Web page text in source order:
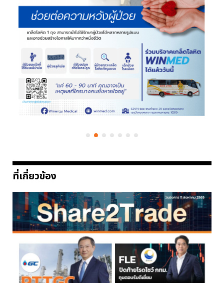
ที่เกี่ยวข้อง